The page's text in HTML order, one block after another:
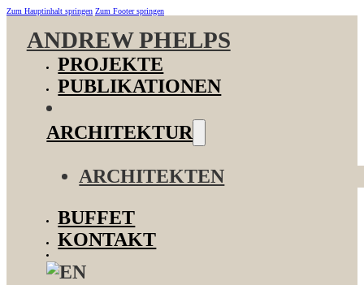
Zum Hauptinhalt springen Zum Footer springen
ANDREW PHELPS
PROJEKTE
PUBLIKATIONEN
ARCHITEKTUR
ARCHITEKTEN
BUFFET
KONTAKT